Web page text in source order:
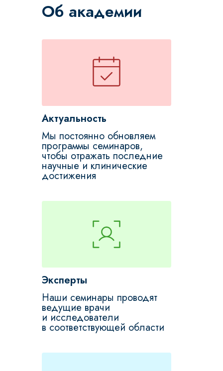
Об академии
Эксперты
Наши семинары проводят
ведущие врачи
и исследователи
в соответствующей области
Мы постоянно обновляем
программы семинаров,
чтобы отражать последние
научные и клинические
достижения
Актуальность